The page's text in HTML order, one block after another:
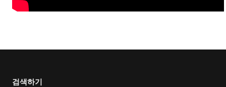
검색하기